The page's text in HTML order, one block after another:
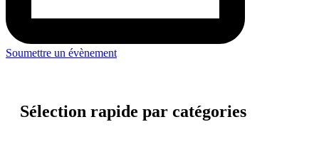
Soumettre un évènement
Sélection rapide par catégories